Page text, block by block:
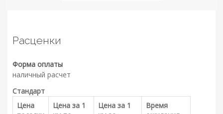
Расценки
Форма оплаты
наличный расчет
Стандарт
Цена
Цена за 1
Цена за 1
Время